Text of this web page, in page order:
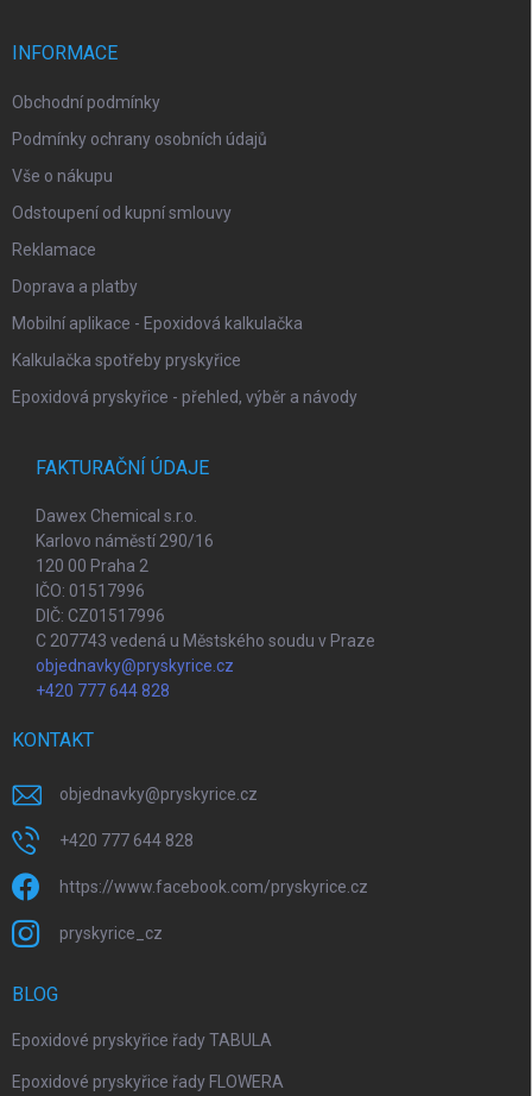
INFORMACE
Obchodní podmínky
Podmínky ochrany osobních údajů
Vše o nákupu
Odstoupení od kupní smlouvy
Reklamace
Doprava a platby
Mobilní aplikace - Epoxidová kalkulačka
Kalkulačka spotřeby pryskyřice
Epoxidová pryskyřice - přehled, výběr a návody
FAKTURAČNÍ ÚDAJE
Dawex Chemical s.r.o.
Karlovo náměstí 290/16
120 00 Praha 2
IČO: 01517996
DIČ: CZ01517996
C 207743 vedená u Městského soudu v Praze
objednavky@pryskyrice.cz
+420 777 644 828
KONTAKT
objednavky@pryskyrice.cz
+420 777 644 828
https://www.facebook.com/pryskyrice.cz
pryskyrice_cz
BLOG
Epoxidové pryskyřice řady TABULA
Epoxidové pryskyřice řady FLOWERA